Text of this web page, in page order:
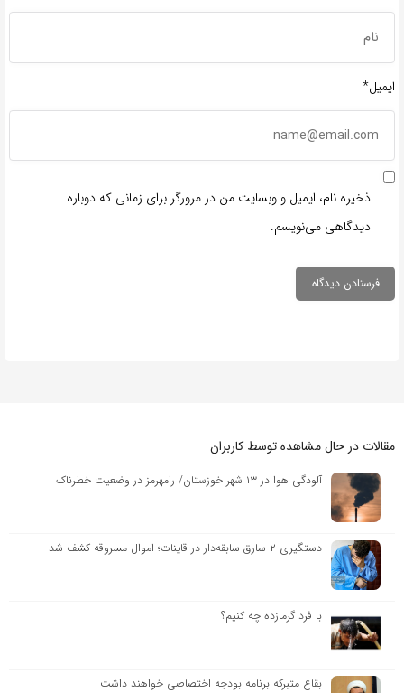
ایمیل*
ذخیره نام، ایمیل و وبسایت من در مرورگر برای زمانی که دوباره
دیدگاهی می‌نویسم.
مقالات در حال مشاهده توسط کاربران
آلودگی هوا در ۱۳ شهر خوزستان/ رامهرمز در وضعیت خطرناک
دستگیری ۲ سارق سابقه‌دار در قاینات؛ اموال مسروقه کشف شد
با فرد گرمازده چه کنیم؟
بقاع متبرکه برنامه بودجه اختصاصی خواهند داشت